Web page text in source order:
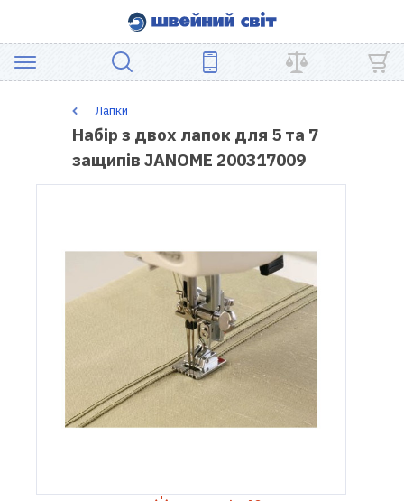
ШВЕЙНЕ
ОБЛАДНАННЯ
Лапки
Набір з двох лапок для 5 та 7
защипів JANOME 200317009